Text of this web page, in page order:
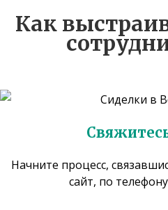
Как
Начните процесс,
сайт, по